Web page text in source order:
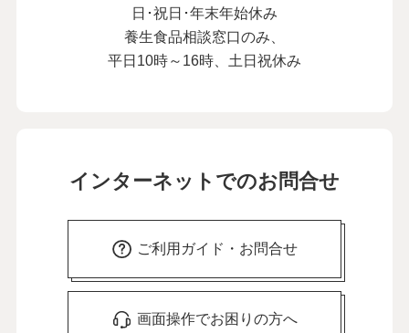
日･祝日･年末年始休み
養生食品相談窓口のみ、
平日10時～16時、土日祝休み
インターネットでのお問合せ
ご利用ガイド・お問合せ
画面操作でお困りの方へ